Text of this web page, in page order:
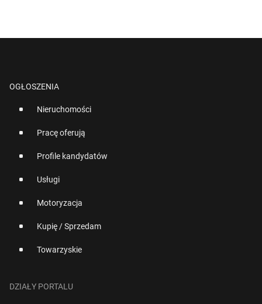
OGŁOSZENIA
Nieruchomości
Pracę oferują
Profile kandydatów
Usługi
Motoryzacja
Kupię / Sprzedam
Towarzyskie
DZIAŁY PORTALU